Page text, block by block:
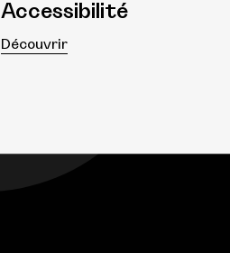
Accessibilité
Découvrir